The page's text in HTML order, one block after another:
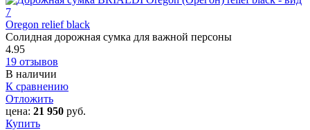
Oregon relief black
Солидная дорожная сумка для важной персоны
4.95
19 отзывов
В наличии
К сравнению
Отложить
цена: 21 950 руб.
Купить